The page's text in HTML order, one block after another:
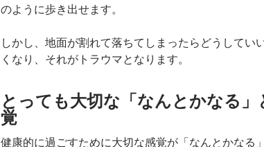
のように歩き出せます。
しかし、地面が割れて落ちてしまったらどうしてい
くなり、それがトラウマとなります。
とっても大切な「なんとかなる」
覚
健康的に過ごすために大切な感覚が「なんとかなる